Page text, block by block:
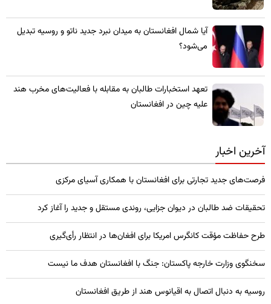
​آیا شمال افغانستان به میدان نبرد جدید ناتو و روسیه تبدیل
می‌شود؟
تعهد استخبارات طالبان به مقابله با فعالیت‌های مخرب هند
علیه چین در افغانستان
آخرین اخبار
فرصت‌های جدید تجارتی برای افغانستان با همکاری آسیای مرکزی
تحقیقات ضد طالبان در دیوان جزایی، روندی مستقل و جدید را آغاز کرد
طرح حفاظت مؤقت کانگرس امریکا برای افغان‌ها در انتظار رأی‌گیری
سخنگوی وزارت خارجه پاکستان: جنگ با افغانستان هدف ما نیست
روسیه به دنبال اتصال به اقیانوس هند از طریق افغانستان